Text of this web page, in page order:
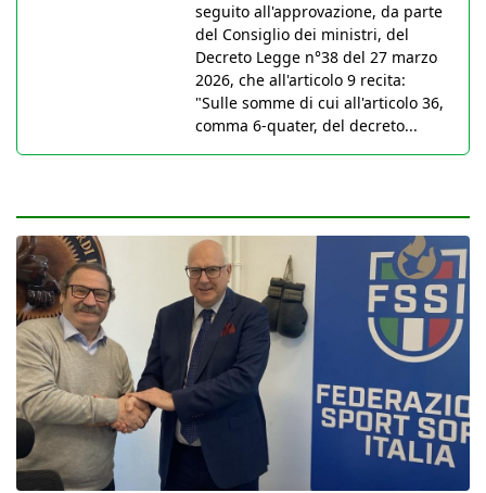
seguito all'approvazione, da parte
del Consiglio dei ministri, del
Decreto Legge n°38 del 27 marzo
2026, che all'articolo 9 recita:
"Sulle somme di cui all'articolo 36,
comma 6-quater, del decreto...